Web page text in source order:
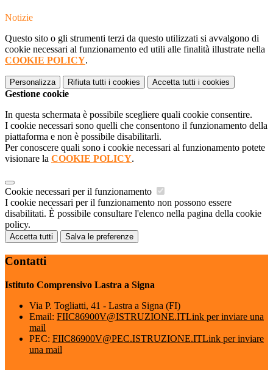
Notizie
Questo sito o gli strumenti terzi da questo utilizzati si avvalgono di
cookie necessari al funzionamento ed utili alle finalità illustrate nella
COOKIE POLICY.
Personalizza Rifiuta tutti i cookies Accetta tutti i cookies
Gestione cookie
In questa schermata è possibile scegliere quali cookie consentire.
I cookie necessari sono quelli che consentono il funzionamento della
piattaforma e non è possibile disabilitarli.
Per conoscere quali sono i cookie necessari al funzionamento potete
visionare la COOKIE POLICY.
Cookie necessari per il funzionamento
I cookie necessari per il funzionamento non possono essere
disabilitati. È possibile consultare l'elenco nella pagina della cookie
policy.
Accetta tutti Salva le preferenze
Contatti
Istituto Comprensivo Lastra a Signa
Via P. Togliatti, 41 - Lastra a Signa (FI)
Email: FIIC86900V@ISTRUZIONE.ITLink per inviare una
mail
PEC: FIIC86900V@PEC.ISTRUZIONE.ITLink per inviare
una mail